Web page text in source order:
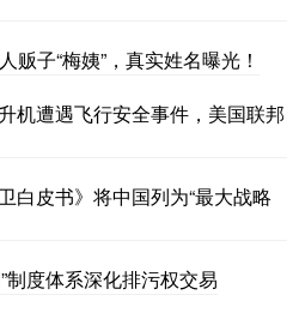
子“梅姨”，真实姓名曝光！
机遭遇飞行安全事件，美国联邦
白皮书》将中国列为“最大战略
制度体系深化排污权交易